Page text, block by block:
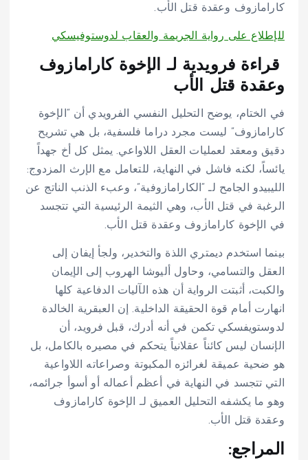
كارامازوف وعقدة قتل الأب.
للإطلاع على رواية الجريمة والعقاب لدوستوفيسكي
قراءة فرويدية لـ الإخوة كارامازوف
وعقدة قتل الأب
في الختام، يوضح التحليل النفسي الفرويدي أن “الإخوة
كارامازوف” ليست مجرد دراما فلسفية، بل هي تشريح
دقيق ومعقد لعمليات العقل اللاواعي. يمثل كل أخ جهداً
يائساً، لكنه فاشل في النهاية، للتعامل مع الإرث المزدوج:
الليبيدو الجامح لـ “الكارامازوفية”، وعبء الذنب الناتج عن
الرغبة في قتل الأب، وهي الثيمة الرئيسية التي تتجسد
في الإخوة كارامازوف وعقدة قتل الأب.
بينما استخدم ديمتري اللذة والتخدير، ولجأ إيفان إلى
العقل والتسامي، وحاول أليوشا الهروب إلى الإيمان
والكبت، أثبتت الرواية أن هذه الآليات الدفاعية كلها
انهارت أمام قوة الحقيقة الداخلية. إن العبقرية الخالدة
لدوستويفسكي تكمن في أنه أدرك، قبل فرويد، أن
الإنسان ليس كائناً عقلانياً يتحكم في مصيره بالكامل، بل
هو ضحية عميقة لغرائزه المكبوتة وصراعاته اللاواعية
التي تتجسد في النهاية في أعظم أعماله أو أسوأ جرائمه،
وهو ما يكشفه التحليل العميق لـ الإخوة كارامازوف
وعقدة قتل الأب.
المراجع: